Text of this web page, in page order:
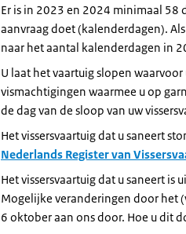
Er is in 2023 en 2024 minimaal 58
aanvraag doet (kalenderdagen).
naar het aantal kalenderdagen in
U laat het vaartuig slopen
vismachtigingen waarmee u op
de dag van de sloop van uw
Het vissersvaartuig dat u saneert
Nederlands Register van
Het vissersvaartuig dat u saneert
Mogelijke veranderingen door het
6 oktober aan ons door. Hoe u dit